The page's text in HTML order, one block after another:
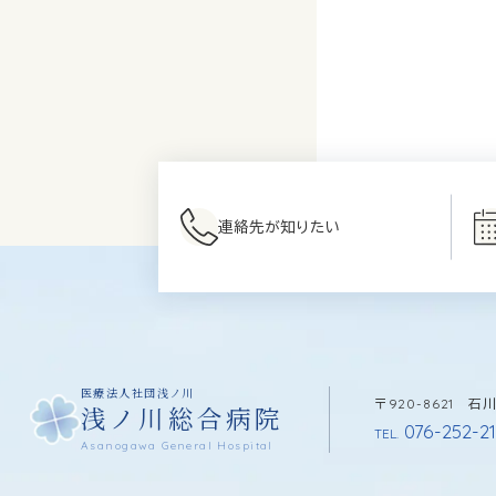
連絡先が知りたい
医療法人社団浅ノ川
浅ノ川総合病院
Asanogawa General Hospital
〒920-8621 石川
TEL. 076-252-